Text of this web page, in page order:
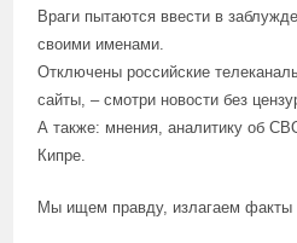
Враги пытаются ввести в
своими именами.
Отключены российские
сайты, – смотри новости без
А также: мнения, аналитику об
Кипре.
Мы ищем правду, излагаем факты